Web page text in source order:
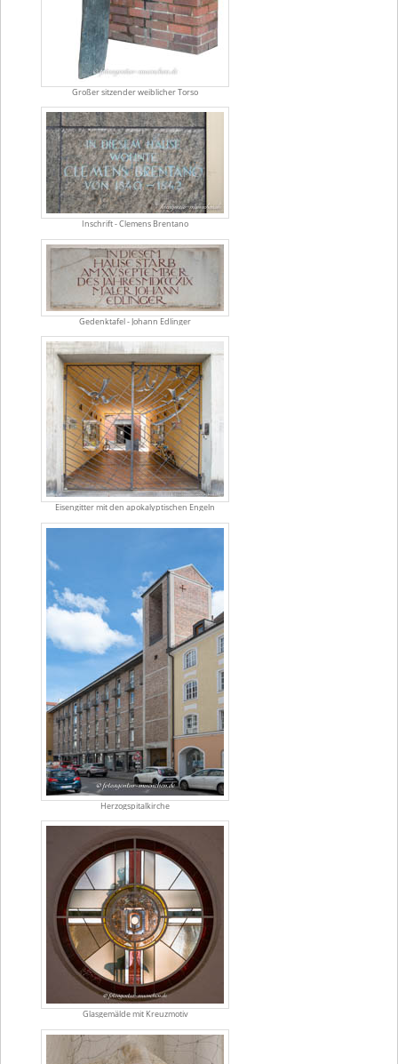
Großer sitzender weiblicher Torso
Inschrift - Clemens Brentano
Gedenktafel - Johann Edlinger
Eisengitter mit den apokalyptischen Engeln
Herzogspitalkirche
Glasgemälde mit Kreuzmotiv